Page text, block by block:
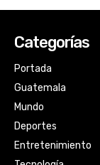
Categorías
Portada
Guatemala
Mundo
Deportes
Entretenimiento